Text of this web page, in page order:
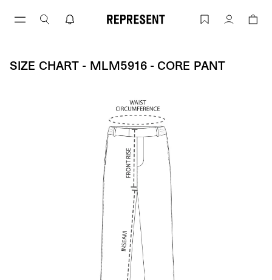
Size Chart - MLM5916 - Core Pant |
Compte
SIZE CHART - MLM5916 - CORE PANT